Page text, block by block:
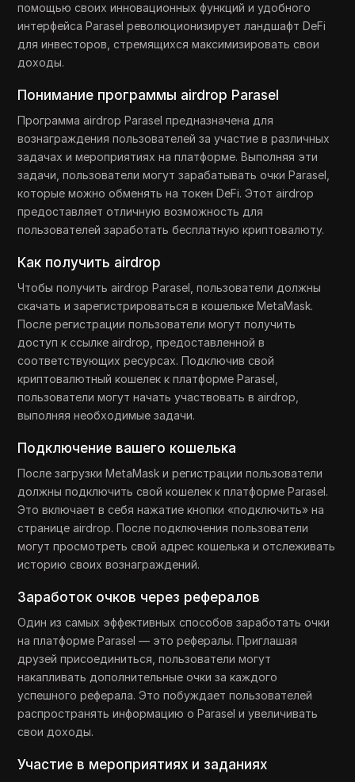
помощью своих инновационных функций и удобного
интерфейса Parasel революционизирует ландшафт DeFi
для инвесторов, стремящихся максимизировать свои
доходы.
Понимание программы airdrop Parasel
Программа airdrop Parasel предназначена для
вознаграждения пользователей за участие в различных
задачах и мероприятиях на платформе. Выполняя эти
задачи, пользователи могут зарабатывать очки Parasel,
которые можно обменять на токен DeFi. Этот airdrop
предоставляет отличную возможность для
пользователей заработать бесплатную криптовалюту.
Как получить airdrop
Чтобы получить airdrop Parasel, пользователи должны
скачать и зарегистрироваться в кошельке MetaMask.
После регистрации пользователи могут получить
доступ к ссылке airdrop, предоставленной в
соответствующих ресурсах. Подключив свой
криптовалютный кошелек к платформе Parasel,
пользователи могут начать участвовать в airdrop,
выполняя необходимые задачи.
Подключение вашего кошелька
После загрузки MetaMask и регистрации пользователи
должны подключить свой кошелек к платформе Parasel.
Это включает в себя нажатие кнопки «подключить» на
странице airdrop. После подключения пользователи
могут просмотреть свой адрес кошелька и отслеживать
историю своих вознаграждений.
Заработок очков через рефералов
Один из самых эффективных способов заработать очки
на платформе Parasel — это рефералы. Приглашая
друзей присоединиться, пользователи могут
накапливать дополнительные очки за каждого
успешного реферала. Это побуждает пользователей
распространять информацию о Parasel и увеличивать
свои доходы.
Участие в мероприятиях и заданиях